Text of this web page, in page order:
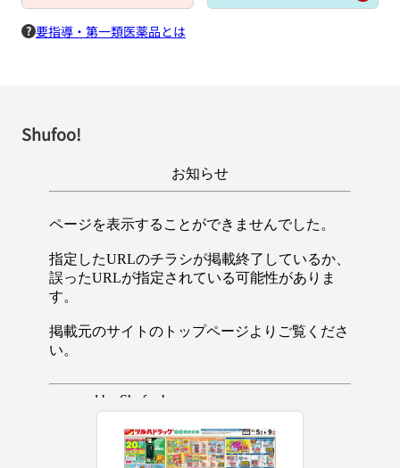
要指導・第一類医薬品とは
Shufoo!